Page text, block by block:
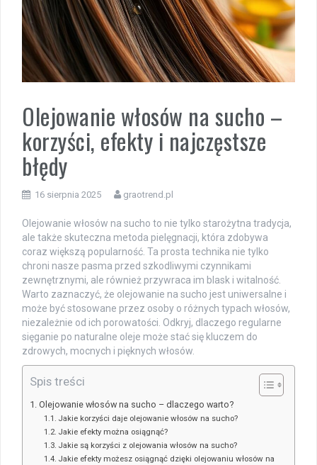
Olejowanie włosów na sucho –
korzyści, efekty i najczęstsze
błędy
16 sierpnia 2025 graotrend.pl
Olejowanie włosów na sucho to nie tylko starożytna tradycja,
ale także skuteczna metoda pielęgnacji, która zdobywa
coraz większą popularność. Ta prosta technika nie tylko
chroni nasze pasma przed szkodliwymi czynnikami
zewnętrznymi, ale również przywraca im blask i witalność.
Warto zaznaczyć, że olejowanie na sucho jest uniwersalne i
może być stosowane przez osoby o różnych typach włosów,
niezależnie od ich porowatości. Odkryj, dlaczego regularne
sięganie po naturalne oleje może stać się kluczem do
zdrowych, mocnych i pięknych włosów.
Spis treści
Olejowanie włosów na sucho – dlaczego warto?
Jakie korzyści daje olejowanie włosów na sucho?
Jakie efekty można osiągnąć?
Jakie są korzyści z olejowania włosów na sucho?
Jakie efekty możesz osiągnąć dzięki olejowaniu włosów na